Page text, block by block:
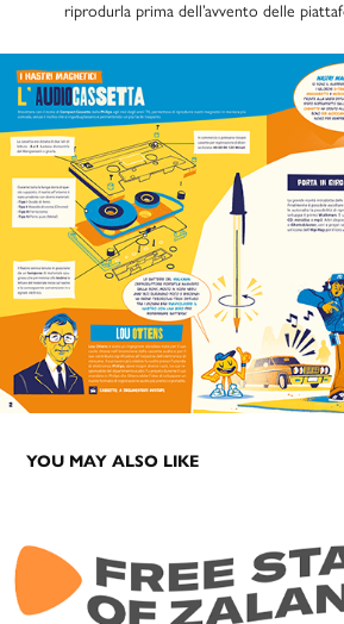
riprodurla prima dell’avvento delle
YOU MAY ALSO LIKE